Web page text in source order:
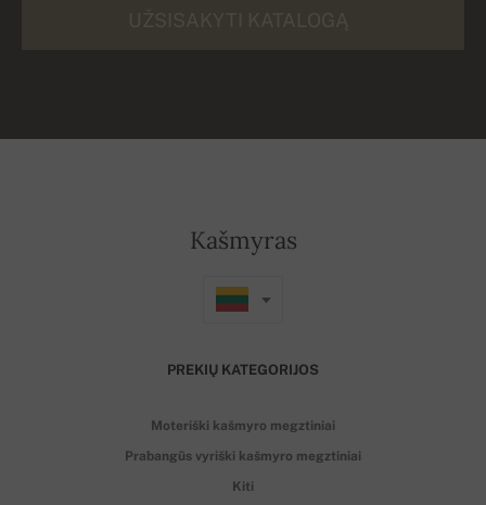
Kašmyras
PREKIŲ KATEGORIJOS
Moteriški kašmyro megztiniai
Prabangūs vyriški kašmyro megztiniai
Kiti